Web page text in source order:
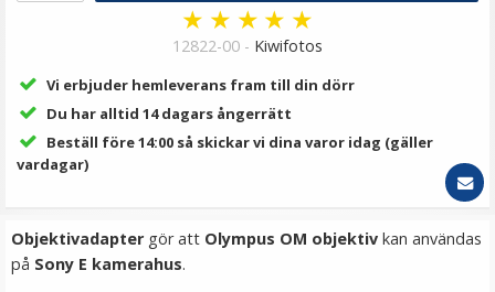
JJC Ögonmussla för Sony A7II, A7S II, A7R II, A7R, A7S,
★ ★ ★ ★ ★
12822-00 - Kiwifotos
Vi erbjuder hemleverans fram till din dörr
Du har alltid 14 dagars ångerrätt
Beställ före 14:00 så skickar vi dina varor idag (gäller
vardagar)
Objektivadapter gör att Olympus OM objektiv kan användas
på Sony E kamerahus.